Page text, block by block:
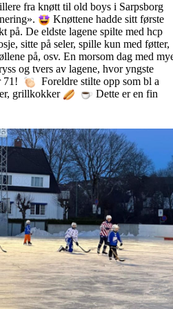
fra knøtt til old boys i Sarpsborg
Knøttene hadde sitt første
på. De eldste lagene spilte med hcp
sitte på seler, spille kun med føtter,
på, osv. En morsom dag med
og tvers av lagene, hvor yngste
71!
Foreldre stilte opp som bl a
grillkokker
Dette er en fin